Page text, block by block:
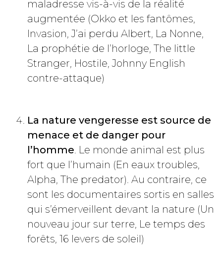
maladresse vis-à-vis de la réalité
augmentée (Okko et les fantômes,
Invasion, J’ai perdu Albert, La Nonne,
La prophétie de l’horloge, The little
Stranger, Hostile, Johnny English
contre-attaque)
La nature vengeresse est source de
menace et de danger pour
l’homme. Le monde animal est plus
fort que l’humain (En eaux troubles,
Alpha, The predator). Au contraire, ce
sont les documentaires sortis en salles
qui s’émerveillent devant la nature (Un
nouveau jour sur terre, Le temps des
forêts, 16 levers de soleil)